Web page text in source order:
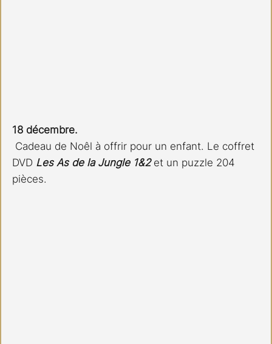
18 décembre.
Cadeau de Noêl à offrir pour un enfant. Le coffret
DVD Les As de la Jungle 1&2 et un puzzle 204
pièces.